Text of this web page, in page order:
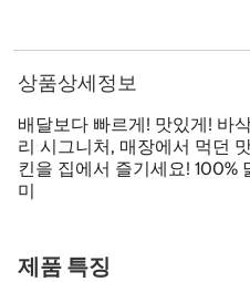
상품상세정보
배달보다 빠르게! 맛있게! 바
리 시그니처, 매장에서 먹던
킨을 집에서 즐기세요! 100%
미
제품 특징